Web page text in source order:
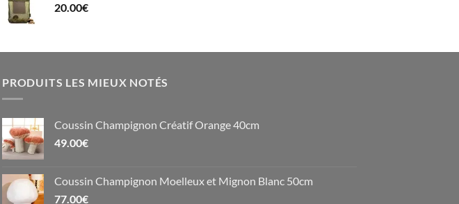
20.00€
PRODUITS LES MIEUX NOTÉS
Coussin Champignon Créatif Orange 40cm
49.00€
Coussin Champignon Moelleux et Mignon Blanc 50cm
77.00€